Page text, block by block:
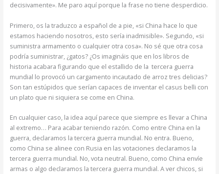
decisivamente». Me paro aquí porque la frase no tiene desperdicio.
Primero, os la traduzco a español de a pie, «si China hace lo que
estamos haciendo nosotros, esto sería inadmisible». Segundo, «si
suministra armamento o cualquier otra cosa». No sé que otra cosa
podría suministrar, ¿gatos? ¿Os imagináis que en los libros de
historia acabara figurando que el estallido de la tercera guerra
mundial lo provocó un cargamento incautado de arroz tres delicias?
Son tan estúpidos que serían capaces de inventar el casus belli con
un plato que ni siquiera se come en China.
En cualquier caso, la idea aquí parece que siempre es llevar a China
al extremo… Para acabar teniendo razón. Como entre China en la
guerra, declaramos la tercera guerra mundial. No entra. Bueno,
como China se alinee con Rusia en las votaciones declaramos la
tercera guerra mundial. No, vota neutral. Bueno, como China envíe
armas o algo declaramos la tercera guerra mundial. A ver chicos, si